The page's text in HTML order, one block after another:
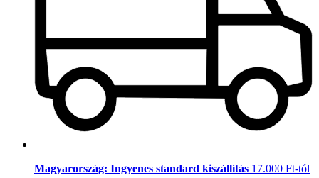
Magyarország: Ingyenes standard kiszállítás 17.000 Ft-tól